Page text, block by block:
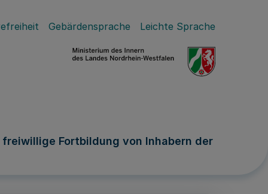
Gebärdensprache Leichte Sprache
Fortbildung von Inhabern der